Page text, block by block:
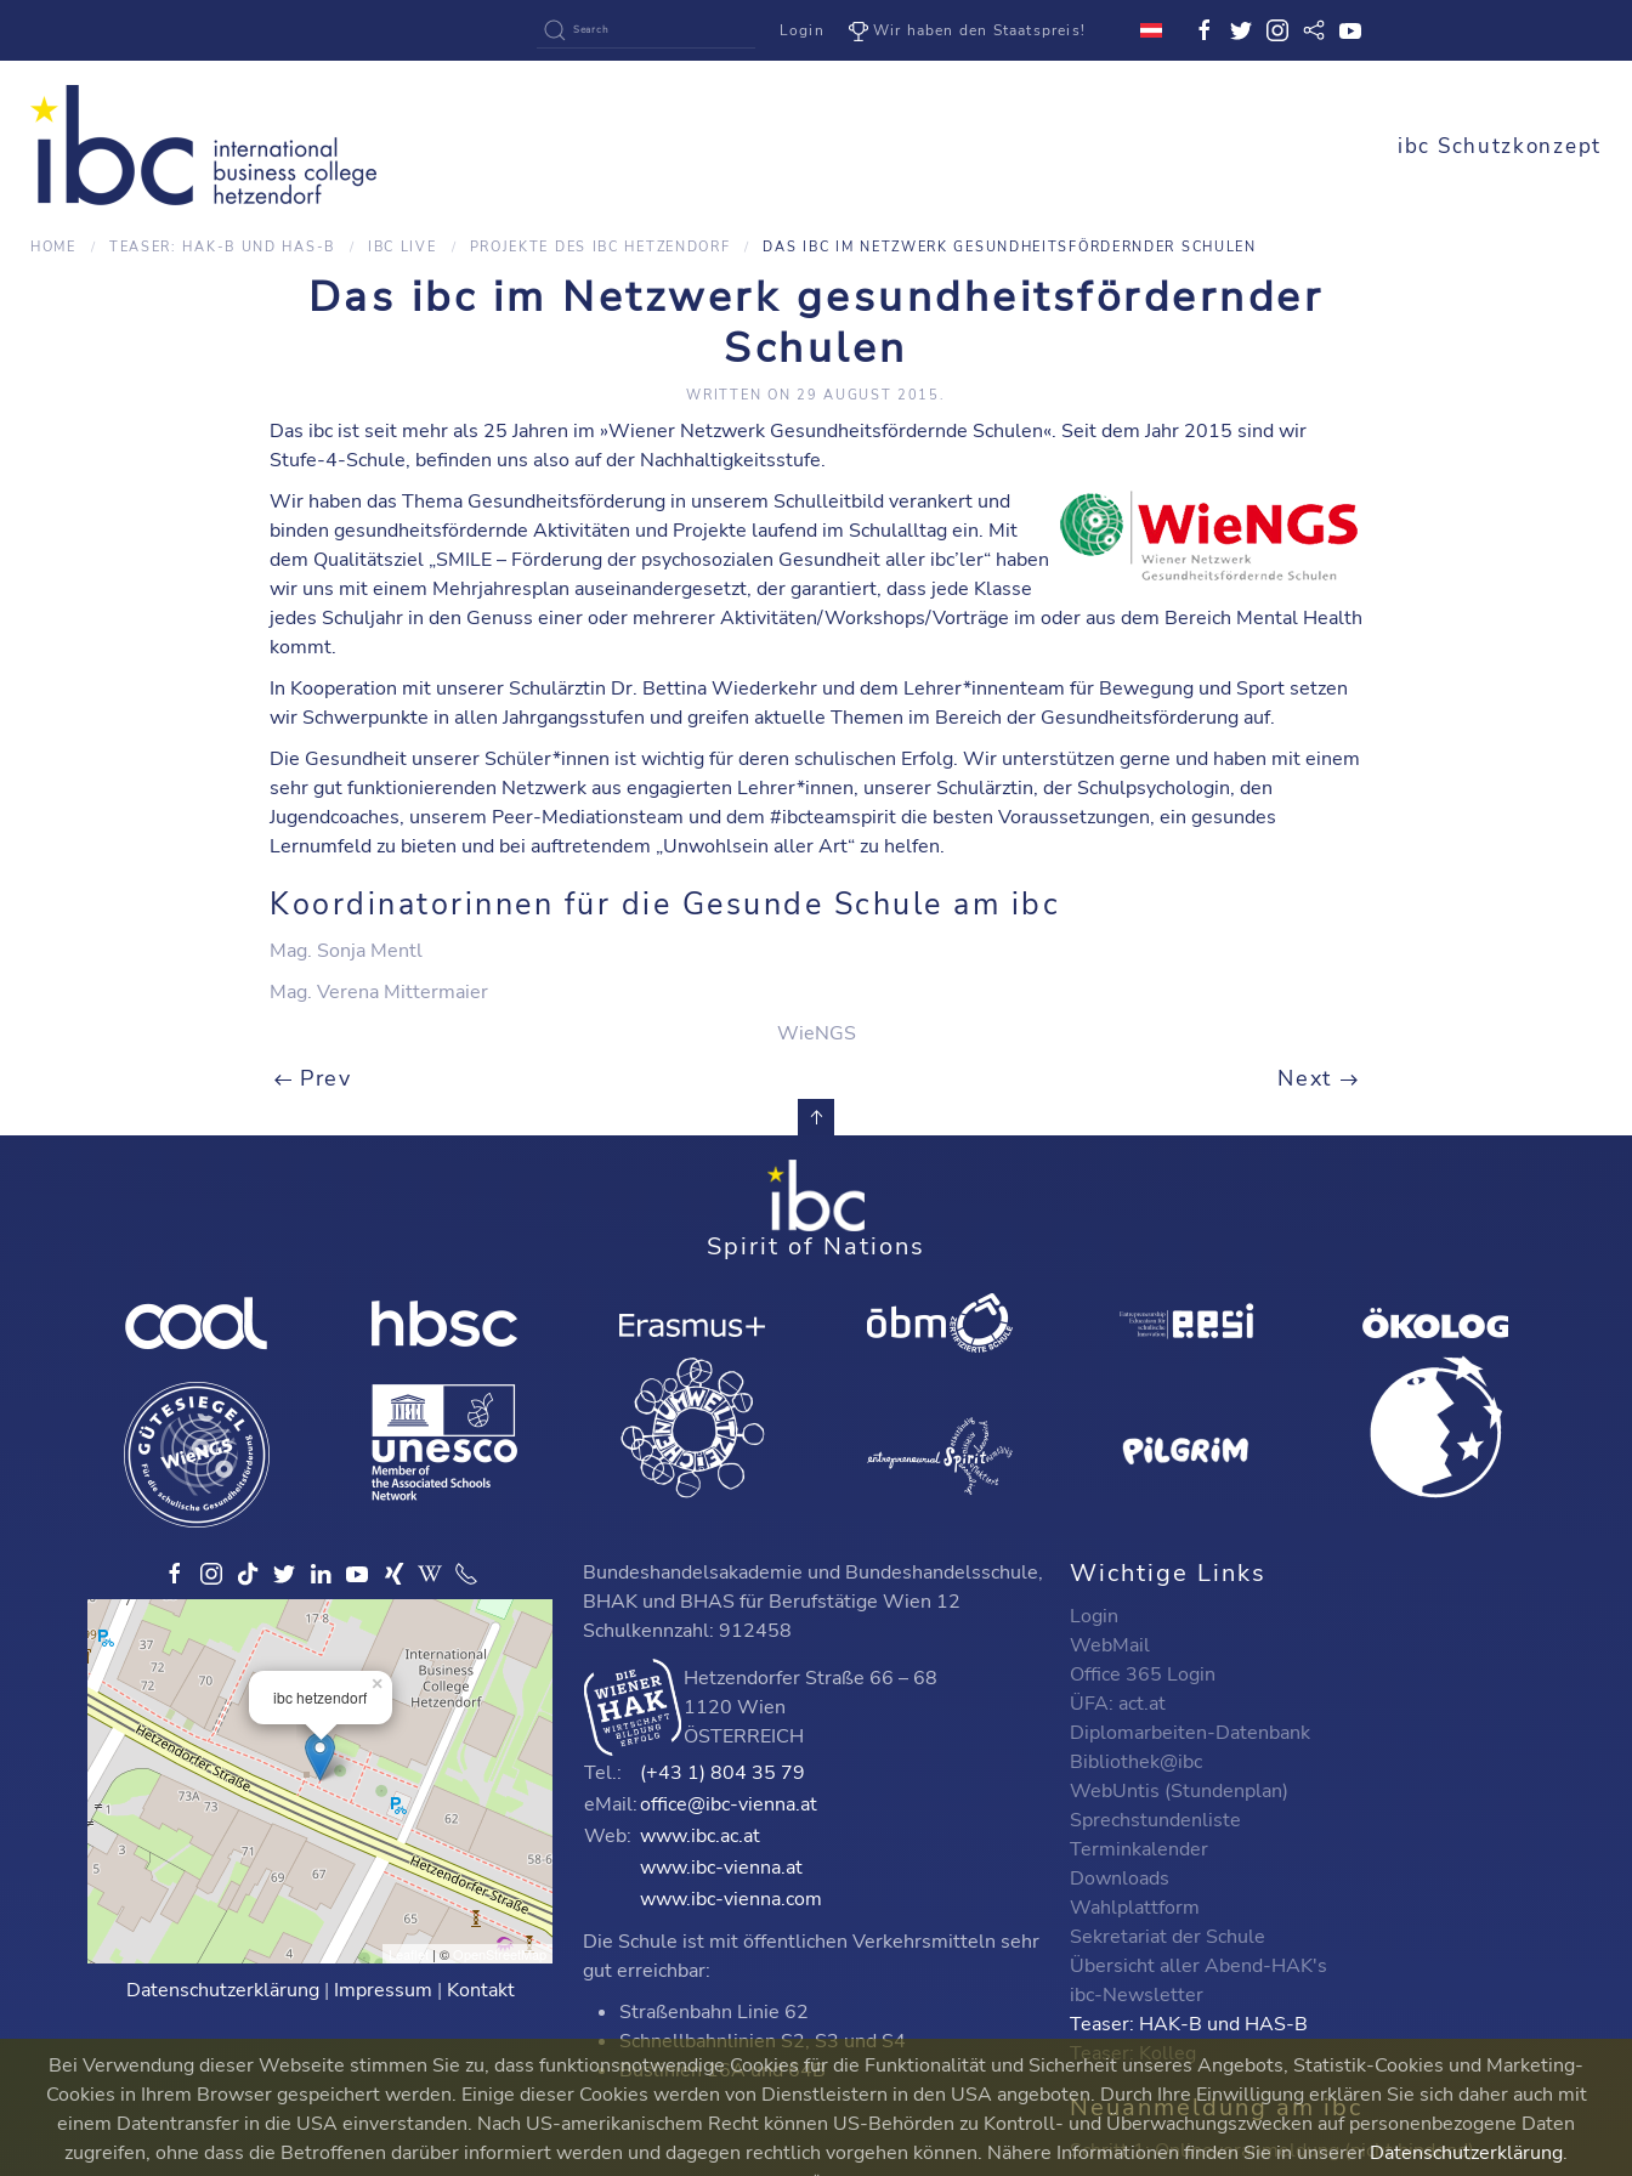
Login Wir haben den Staatspreis!
ibc Schutzkonzept
HOME TEASER: HAK-B UND HAS-B IBC LIVE PROJEKTE DES IBC HETZENDORF DAS IBC IM NETZWERK GESUNDHEITSFÖRDERNDER SCHULEN
Das ibc im Netzwerk gesundheitsfördernder
Schulen
WRITTEN ON 29 AUGUST 2015 .
Das ibc ist seit mehr als 25 Jahren im »Wiener Netzwerk Gesundheitsfördernde Schulen«. Seit dem Jahr 2015 sind wir
Stufe-4-Schule, befinden uns also auf der Nachhaltigkeitsstufe.
Wir haben das Thema Gesundheitsförderung in unserem Schulleitbild verankert und
binden gesundheitsfördernde Aktivitäten und Projekte laufend im Schulalltag ein. Mit
dem Qualitätsziel „SMILE – Förderung der psychosozialen Gesundheit aller ibc’ler“ haben
wir uns mit einem Mehrjahresplan auseinandergesetzt, der garantiert, dass jede Klasse
jedes Schuljahr in den Genuss einer oder mehrerer Aktivitäten/Workshops/Vorträge im oder aus dem Bereich Mental Health
kommt.
In Kooperation mit unserer Schulärztin Dr. Bettina Wiederkehr und dem Lehrer*innenteam für Bewegung und Sport setzen
wir Schwerpunkte in allen Jahrgangsstufen und greifen aktuelle Themen im Bereich der Gesundheitsförderung auf.
Die Gesundheit unserer Schüler*innen ist wichtig für deren schulischen Erfolg. Wir unterstützen gerne und haben mit einem
sehr gut funktionierenden Netzwerk aus engagierten Lehrer*innen, unserer Schulärztin, der Schulpsychologin, den
Jugendcoaches, unserem Peer-Mediationsteam und dem #ibcteamspirit die besten Voraussetzungen, ein gesundes
Lernumfeld zu bieten und bei auftretendem „Unwohlsein aller Art“ zu helfen.
Koordinatorinnen für die Gesunde Schule am ibc
Mag. Sonja Mentl
Mag. Verena Mittermaier
WieNGS
Prev Next
Spirit of Nations
ibc hetzendorf
×
Leaflet | © OpenStreetMap
Datenschutzerklärung| Impressum | Kontakt
Bundeshandelsakademie und Bundeshandelsschule,
BHAK und BHAS für Berufstätige Wien 12
Schulkennzahl: 912458
Hetzendorfer Straße 66 – 68
1120 Wien
ÖSTERREICH
Tel.:
(+43 1) 804 35 79
eMail:office@ibc-vienna.at
Web: www.ibc.ac.at
www.ibc-vienna.at
www.ibc-vienna.com
Die Schule ist mit öffentlichen Verkehrsmitteln sehr
gut erreichbar:
Straßenbahn Linie 62
Schnellbahnlinien S2, S3 und S4
Buslinien 16A und 64B
Wichtige Links
Login
WebMail
Office 365 Login
ÜFA: act.at
Diplomarbeiten-Datenbank
Bibliothek@ibc
WebUntis (Stundenplan)
Sprechstundenliste
Terminkalender
Downloads
Wahlplattform
Sekretariat der Schule
Übersicht aller Abend-HAK's
ibc-Newsletter
Teaser: HAK-B und HAS-B
Teaser: Kolleg
Neuanmeldung am ibc
Schritt 1: Onlinevoranmeldung (nicht bindend)
Bei Verwendung dieser Webseite stimmen Sie zu, dass funktionsnotwendige Cookies für die Funktionalität und Sicherheit unseres Angebots, Statistik-Cookies und Marketing-
Cookies in Ihrem Browser gespeichert werden. Einige dieser Cookies werden von Dienstleistern in den USA angeboten. Durch Ihre Einwilligung erklären Sie sich daher auch mit
einem Datentransfer in die USA einverstanden. Nach US-amerikanischem Recht können US-Behörden zu Kontroll- und Überwachungszwecken auf personenbezogene Daten
zugreifen, ohne dass die Betroffenen darüber informiert werden und dagegen rechtlich vorgehen können. Nähere Informationen finden Sie in unsererDatenschutzerklärung.